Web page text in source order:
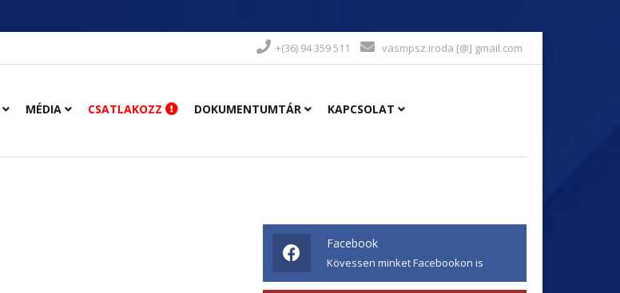
+(36) 94 359 511 vasmpsz.iroda [@] gmail.com
MÉDIA CSATLAKOZZ DOKUMENTUMTÁR KAPCSOLAT
Facebook
Kövessen minket Facebookon is